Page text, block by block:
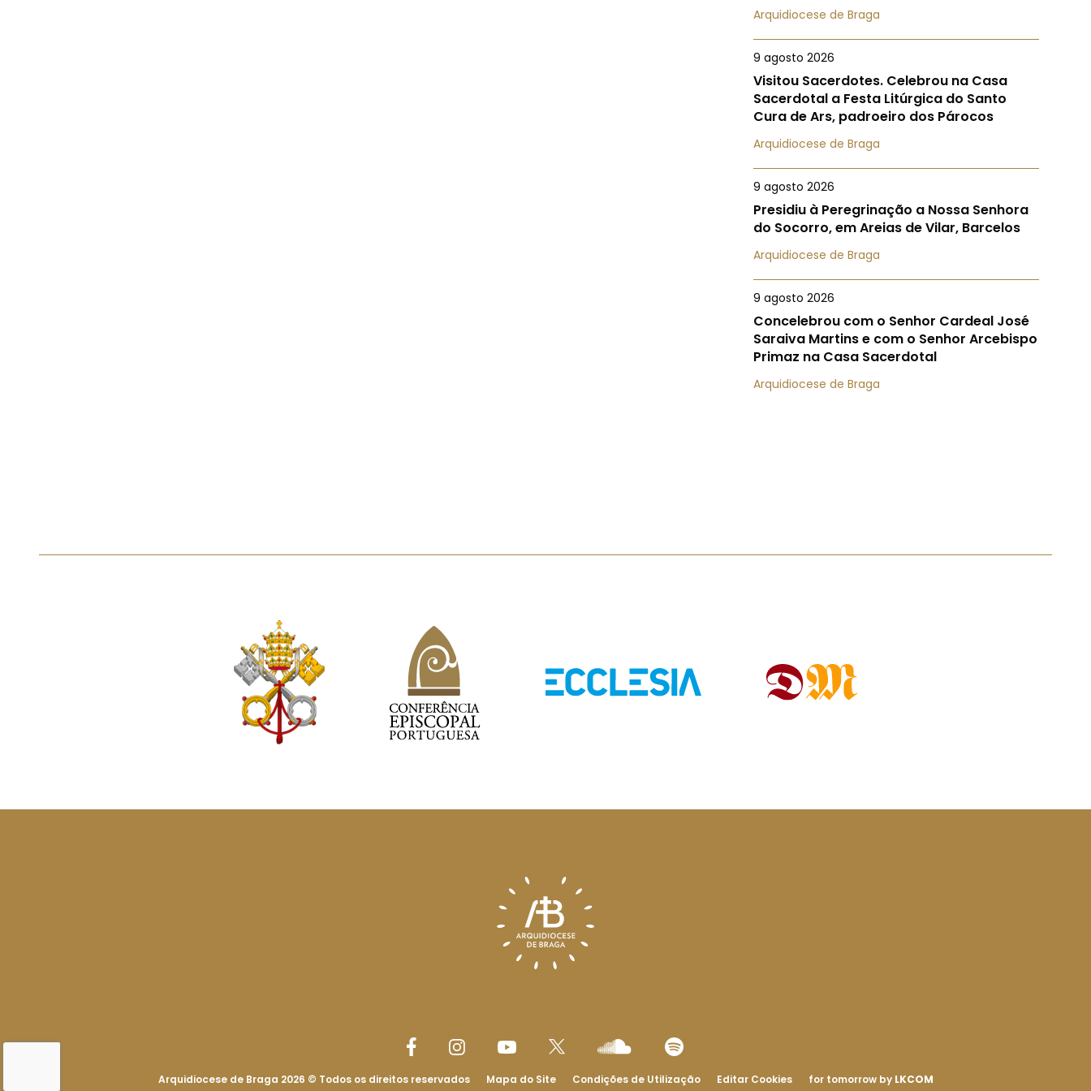
Arquidiocese de Braga
9 agosto 2026
Visitou Sacerdotes. Celebrou na Casa
Sacerdotal a Festa Litúrgica do Santo
Cura de Ars, padroeiro dos Párocos
Arquidiocese de Braga
9 agosto 2026
Presidiu à Peregrinação a Nossa Senhora
do Socorro, em Areias de Vilar, Barcelos
Arquidiocese de Braga
9 agosto 2026
Concelebrou com o Senhor Cardeal José
Saraiva Martins e com o Senhor Arcebispo
Primaz na Casa Sacerdotal
Arquidiocese de Braga
Arquidiocese de Braga 2026 © Todos os direitos reservados Mapa do Site Condições de Utilização Editar Cookies for tomorrow by LKCOM